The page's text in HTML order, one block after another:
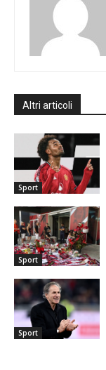
Altri articoli
Sport
Sport
Sport